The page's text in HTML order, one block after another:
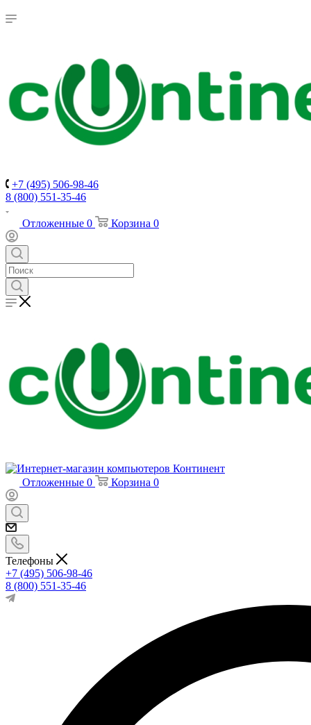
+7 (495) 506-98-46
8 (800) 551-35-46
Отложенные 0 Корзина 0
Отложенные 0 Корзина 0
Телефоны
+7 (495) 506-98-46
8 (800) 551-35-46